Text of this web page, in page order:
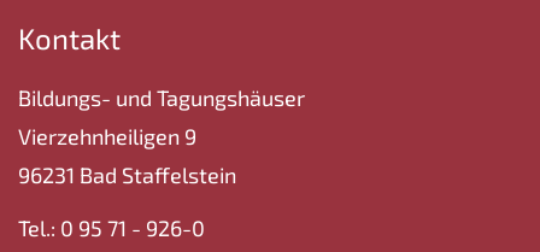
Kontakt
Bildungs- und Tagungshäuser
Vierzehnheiligen 9
96231 Bad Staffelstein
Tel.: 0 95 71 - 926-0